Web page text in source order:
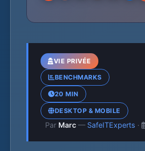
VIE PRIVÉE
BENCHMARKS
20 MIN
DESKTOP & MOBILE
Par Marc — SafeITExperts ·